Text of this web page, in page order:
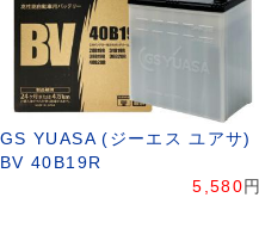
GS YUASA (ジーエス ユアサ)
BV 40B19R
5,580 円